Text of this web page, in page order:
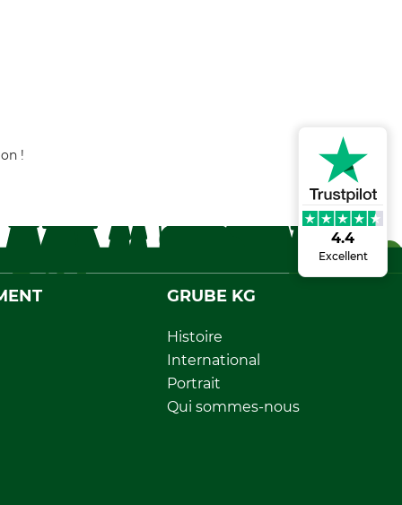
4.4
Excellent
!
GRUBE KG
Histoire
International
Portrait
Qui sommes-nous